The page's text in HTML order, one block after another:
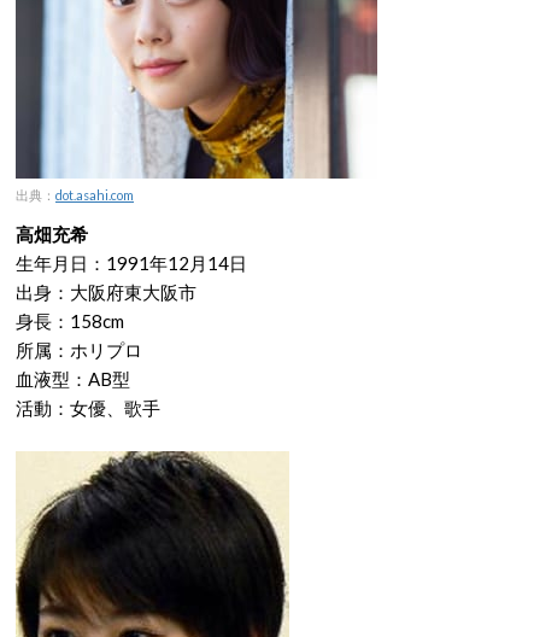
出典： dot.asahi.com
高畑充希
生年月日：1991年12月14日
出身：大阪府東大阪市
身長：158cm
所属：ホリプロ
血液型：AB型
活動：女優、歌手